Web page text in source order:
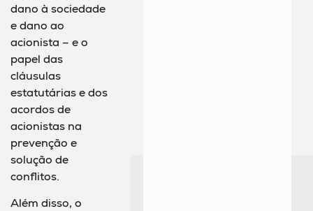
dano à sociedade
e dano ao
acionista – e o
papel das
cláusulas
estatutárias e dos
acordos de
acionistas na
prevenção e
solução de
conflitos.
Além disso, o